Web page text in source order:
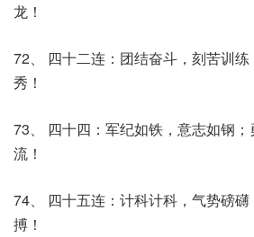
龙！
72、 四十二连：团结奋斗，刻苦训
秀！
73、 四十四：军纪如铁，意志如钢
流！
74、 四十五连：计科计科，气势磅
搏！